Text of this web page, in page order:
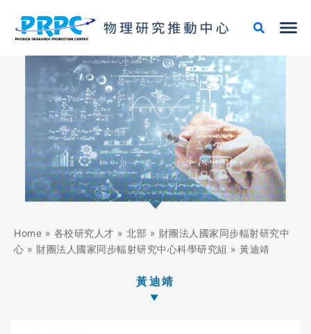
Home » 各校研究人才 » 北部 » 財團法人國家同步輻射研究中
心 » 財團法人國家同步輻射研究中心科學研究組 » 黃迪靖
黃迪靖